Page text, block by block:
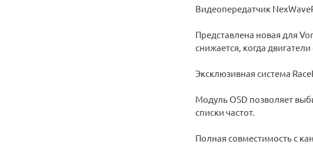
Видеопередатчик
Представлена новая для
снижается, когда
Эксклюзивная система
Модуль OSD позволяет
списки частот.
Полная совместимость с